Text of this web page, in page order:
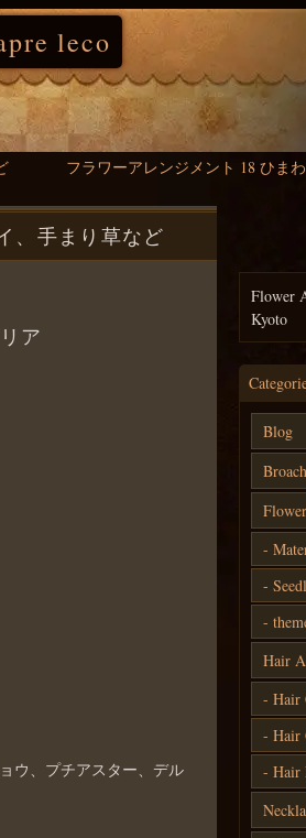
leco
フラワーアレンジメント 18 ひま
、手まり草など
ア
ウ、プチアスター、デル
Flower
Kyoto
Blog
Broach
Hair
Hair
Hair
Hair